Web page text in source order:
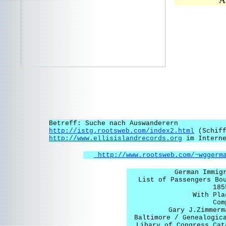
Betreff: Suche nach Auswanderern
http://istg.rootsweb.com/index2.html
http://www.ellisislandrecords.org im
http://www.rootsweb.com/
German
List of Passengers
With
Gary
Baltimore /